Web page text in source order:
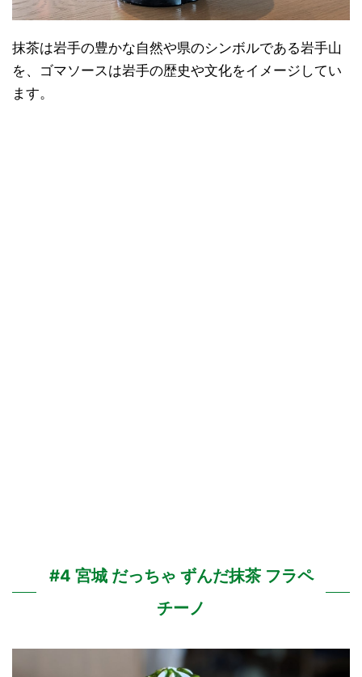
抹茶は岩手の豊かな自然や県のシンボルである岩手山
を、ゴマソースは岩手の歴史や文化をイメージしてい
ます。
#4 宮城 だっちゃ ずんだ抹茶 フラペ
チーノ